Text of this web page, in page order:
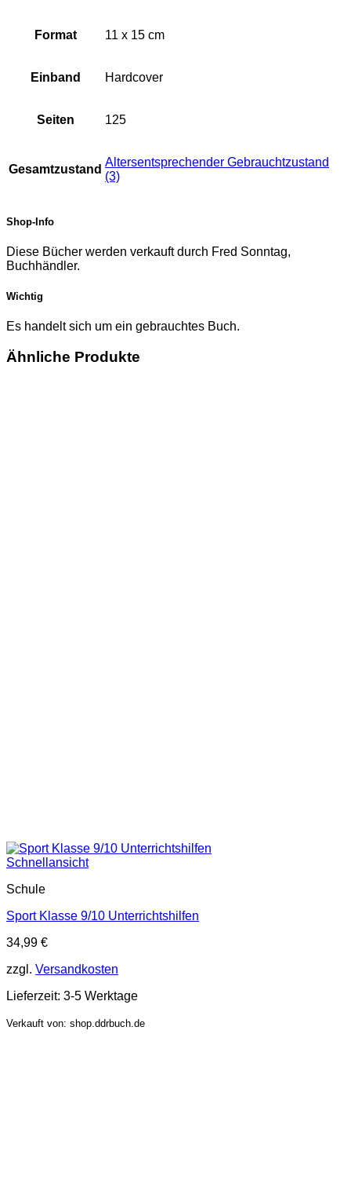
Format 11 x 15 cm
Einband Hardcover
Seiten 125
Gesamtzustand
Altersentsprechender Gebrauchtzustand
(3)
Shop-Info
Diese Bücher werden verkauft durch Fred Sonntag,
Buchhändler.
Wichtig
Es handelt sich um ein gebrauchtes Buch.
Ähnliche Produkte
Schnellansicht
Schule
Sport Klasse 9/10 Unterrichtshilfen
34,99 €
zzgl. Versandkosten
Lieferzeit: 3-5 Werktage
Verkauft von: shop.ddrbuch.de